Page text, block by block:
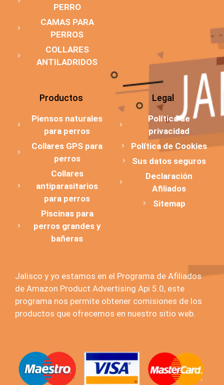
PERRO
CAMAS PARA
PERROS
COLLARES
ANTILADRIDOS
Productos
Piensos naturales
para perros
Collares GPS para
perros
Collares
antiparasitarios
para perros
Piscinas para
perros grandes y
bañeras
Legal
Política de
privacidad
Política de Cookies
Sus datos seguros
Declaración
Afiliados
Sitemap
Jalisco y yo estamos en el Programa de Afiliados
de Amazon Product Advertising Api 5.0, este
programa nos permite obtener comisiones de los
productos que ofrecemos en nuestro sitio web.